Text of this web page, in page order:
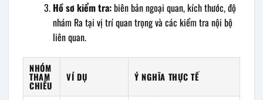
Hồ sơ kiểm tra:biên bản ngoại quan, kích thước, độ
nhám Ra tại vị trí quan trọng và các kiểm tra nội bộ
liên quan.
NHÓM
THAM
CHIẾU
VÍ DỤ Ý NGHĨA THỰC TẾ